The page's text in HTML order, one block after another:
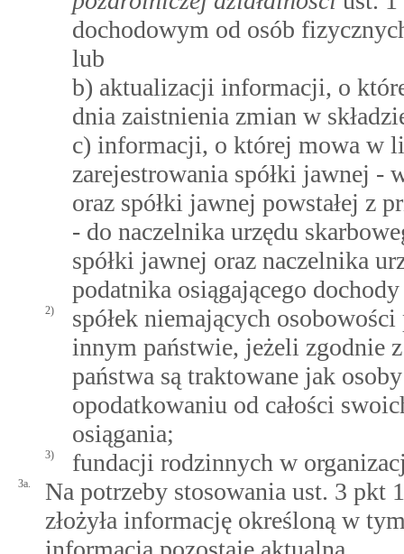
dochodowym od osób
lub
b) aktualizacji informacji, o
dnia zaistnienia zmian w
c) informacji, o której mowa w
zarejestrowania spółki jawnej -
oraz spółki jawnej powstałej z
- do naczelnika urzędu
spółki jawnej oraz naczelnika
podatnika osiągającego
2)
spółek niemających
innym państwie, jeżeli zgodnie
państwa są traktowane jak
opodatkowaniu od całości
osiągania;
3) fundacji rodzinnych w
3a.
Na potrzeby stosowania ust. 3 pkt
złożyła informację określoną w